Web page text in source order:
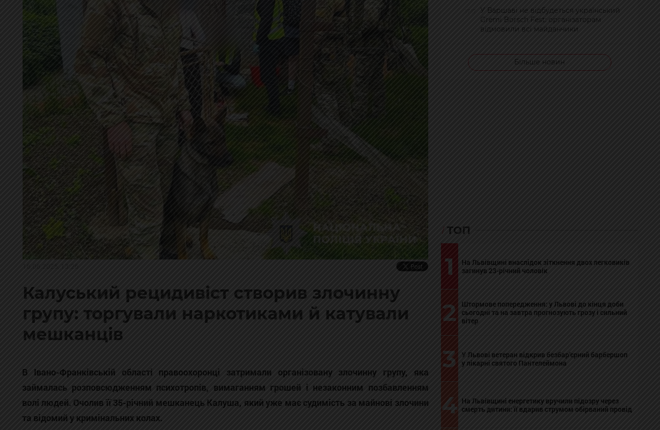
Калуський рецидивіст створив злочинну
групу: торгували наркотиками й катували
мешканців
В Івано-Франківській області правоохоронці затримали організовану злочинну групу, яка
займалась розповсюдженням психотропів, вимаганням грошей і незаконним позбавленням
волі людей. Очолив її 35-річний мешканець Калуша, який уже має судимість за майнові злочини
та відомий у кримінальних колах.
У Варшаві не відбудеться український
Gremi Borsch Fest: організаторам
відмовили всі майданчики
Більше новин
ТОП
1
На Львівщині внаслідок зіткнення двох легковиків
загинув 23-річний чоловік
2
Штормове попередження: у Львові до кінця доби
сьогодні та на завтра прогнозують грозу і сильний
вітер
3
У Львові ветеран відкрив безбар’єрний барбершоп
у лікарні святого Пантелеймона
4 На Львівщині енергетику вручили підозру через
смерть дитини: її вдарив струмом обірваний провід